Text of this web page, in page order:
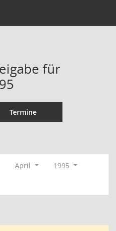
für
Termine
April
1995